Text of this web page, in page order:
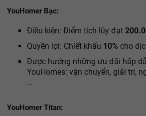
YouHomer Bạc:
Điều kiện: Điểm tích lũy đạt
Quyền lợi: Chiết khấu 10% cho
Được hưởng những ưu đãi hấp
YouHomes: vận chuyển, giải trí,
…
YouHomer Titan: